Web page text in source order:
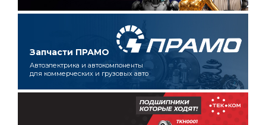
Запчасти ПРАМО
Автоэлектрика и автокомпоненты
для коммерческих и грузовых авто